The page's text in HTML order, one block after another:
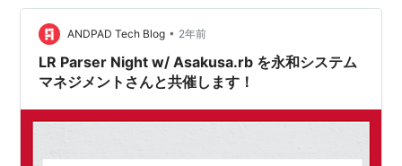
ANDPAD Tech Blog • 2年前
LR Parser Night w/ Asakusa.rb を永和システム
マネジメントさんと共催します！